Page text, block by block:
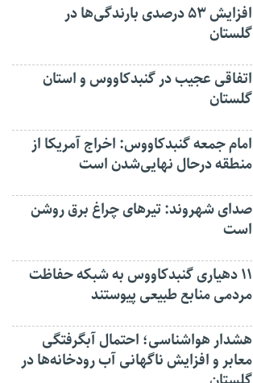
افزایش ۵۳ درصدی بارندگی‌ها در
گلستان
اتفاقی عجیب در‌ گنبدکاووس و استان
گلستان
امام جمعه گنبدکاووس: اخراج آمریکا از
منطقه درحال نهایی‌شدن است
صدای شهروند: تیرهای چراغ برق روشن
است
۱۱ دهیاری گنبدکاووس به شبکه حفاظت
مردمی منابع طبیعی پیوستند
هشدار هواشناسی؛ احتمال آبگرفتگی
معابر و افزایش ناگهانی آب رودخانه‌ها در